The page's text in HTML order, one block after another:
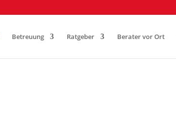
Betreuung Ratgeber Berater vor Ort